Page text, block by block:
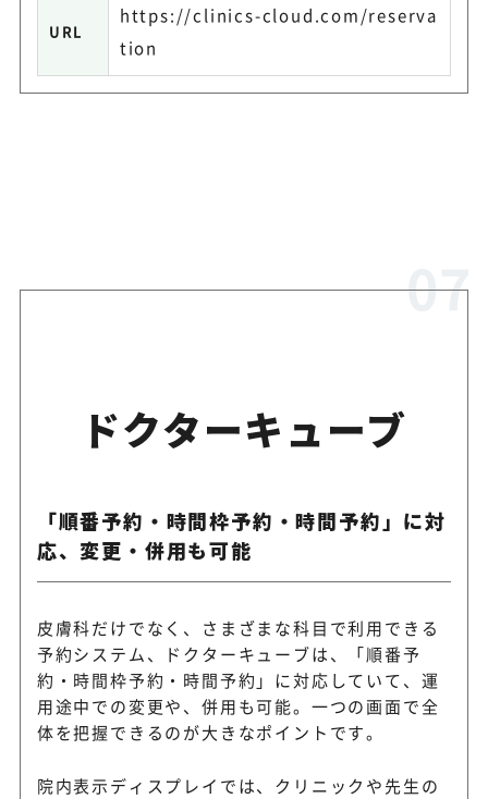
URL
https://clinics-cloud.com/reserva
tion
ドクターキューブ
「順番予約・時間枠予約・時間予約」に対
応、変更・併用も可能
皮膚科だけでなく、さまざまな科目で利用できる
予約システム、ドクターキューブは、「順番予
約・時間枠予約・時間予約」に対応していて、運
用途中での変更や、併用も可能。一つの画面で全
体を把握できるのが大きなポイントです。
院内表示ディスプレイでは、クリニックや先生の